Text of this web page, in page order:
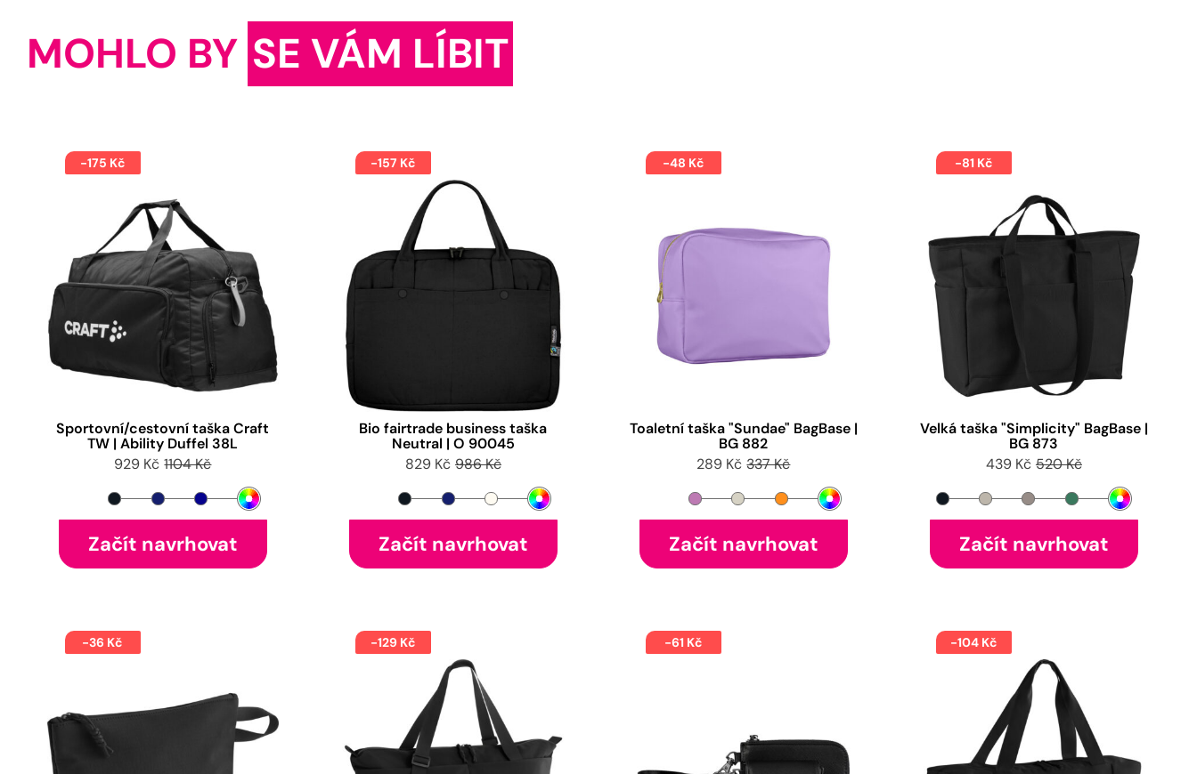
MOHLO BY SE VÁM LÍBIT
-175 Kč
Sportovní/cestovní taška Craft
TW | Ability Duffel 38L
929 Kč 1104 Kč
Začít navrhovat
-157 Kč
Bio fairtrade business taška
Neutral | O 90045
829 Kč 986 Kč
Začít navrhovat
-48 Kč
Toaletní taška "Sundae" BagBase |
BG 882
289 Kč 337 Kč
Začít navrhovat
-81 Kč
Velká taška "Simplicity" BagBase |
BG 873
439 Kč 520 Kč
Začít navrhovat
-36 Kč -129 Kč -61 Kč -104 Kč